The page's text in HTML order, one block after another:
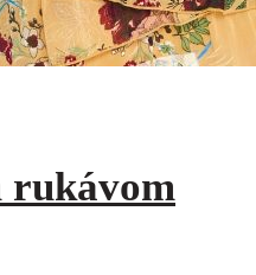
rukávom